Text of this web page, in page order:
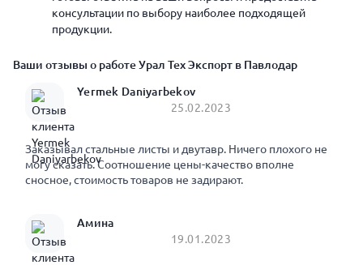
консультации по выбору наиболее подходящей
продукции.
Ваши отзывы о работе Урал Тех Экспорт в Павлодар
Yermek Daniyarbekov
25.02.2023
Заказывал стальные листы и двутавр. Ничего плохого не
могу сказать. Соотношение цены-качество вполне
сносное, стоимость товаров не задирают.
Амина
19.01.2023